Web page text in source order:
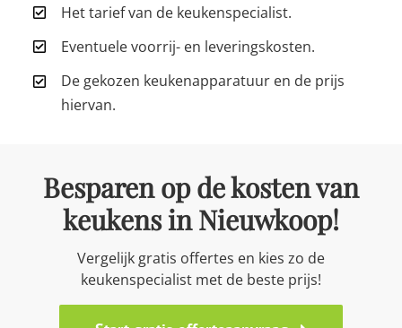
Het tarief van de keukenspecialist.
Eventuele voorrij- en leveringskosten.
De gekozen keukenapparatuur en de prijs
hiervan.
Besparen op de kosten van
keukens in Nieuwkoop!
Vergelijk gratis offertes en kies zo de
keukenspecialist met de beste prijs!